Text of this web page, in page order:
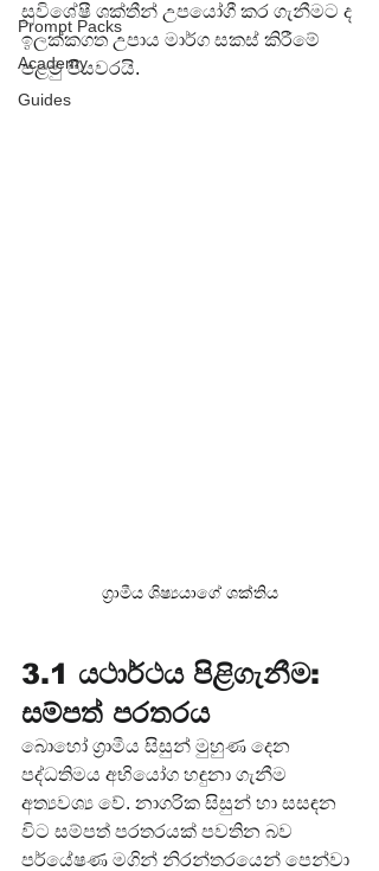
Prompt Packs
Academy
Guides
සුවිශේෂී ශක්තීන් උපයෝගී කර ගැනීමට ද
ඉලක්කගත උපාය මාර්ග සකස් කිරීමේ
පළමු පියවරයි.
ග්‍රාමීය ශිෂ්‍යයාගේ ශක්තිය
3.1 යථාර්ථය පිළිගැනීම:
සම්පත් පරතරය
බොහෝ ග්‍රාමීය සිසුන් මුහුණ දෙන
පද්ධතිමය අභියෝග හඳුනා ගැනීම
අත්‍යවශ්‍ය වේ. නාගරික සිසුන් හා සසඳන
විට සම්පත් පරතරයක් පවතින බව
පර්යේෂණ මගින් නිරන්තරයෙන් පෙන්වා